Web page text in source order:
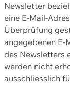
Newsletter
eine E-Mail-
Überprüfung
angegebenen E-
des Newsletters
werden nicht
ausschliesslich